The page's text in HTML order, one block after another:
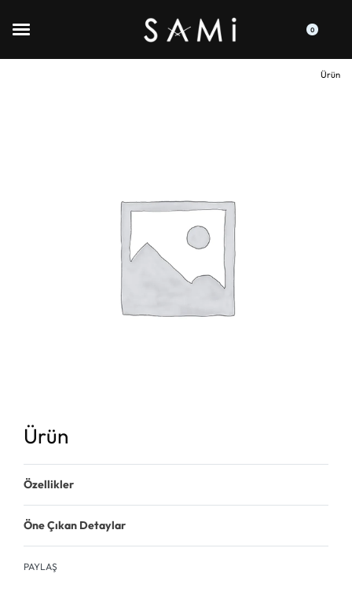
0
Ürün
Ürün
Özellikler
Öne Çıkan Detaylar
PAYLAŞ